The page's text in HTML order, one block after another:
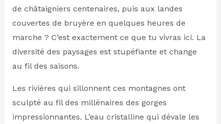
de châtaigniers centenaires, puis aux landes
couvertes de bruyère en quelques heures de
marche ? C’est exactement ce que tu vivras ici. La
diversité des paysages est stupéfiante et change
au fil des saisons.
Les rivières qui sillonnent ces montagnes ont
sculpté au fil des millénaires des gorges
impressionnantes. L’eau cristalline qui dévale les